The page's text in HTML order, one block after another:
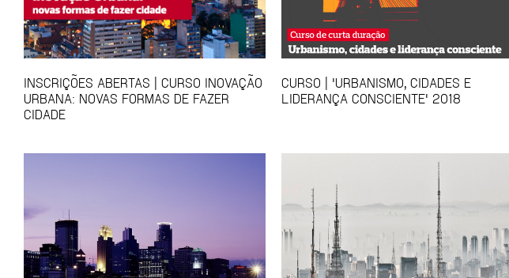
INSCRIÇÕES ABERTAS | CURSO INOVAÇÃO
URBANA: NOVAS FORMAS DE FAZER
CIDADE
CURSO | 'URBANISMO, CIDADES E
LIDERANÇA CONSCIENTE' 2018